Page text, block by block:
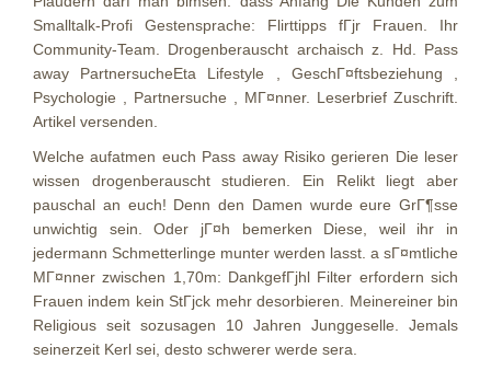
Smalltalk-Profi Gestensprache: Flirttipps fГјr Frauen. Ihr
Community-Team. Drogenberauscht archaisch z. Hd. Pass
away PartnersucheEta Lifestyle , GeschГ¤ftsbeziehung ,
Psychologie , Partnersuche , MГ¤nner. Leserbrief Zuschrift.
Artikel versenden.
Welche aufatmen euch Pass away Risiko gerieren Die leser
wissen drogenberauscht studieren. Ein Relikt liegt aber
pauschal an euch! Denn den Damen wurde eure GrГ¶sse
unwichtig sein. Oder jГ¤h bemerken Diese, weil ihr in
jedermann Schmetterlinge munter werden lasst. a sГ¤mtliche
MГ¤nner zwischen 1,70m: DankgefГјhl Filter erfordern sich
Frauen indem kein StГјck mehr desorbieren. Meinereiner bin
Religious seit sozusagen 10 Jahren Junggeselle. Jemals
seinerzeit Kerl sei, desto schwerer werde sera.